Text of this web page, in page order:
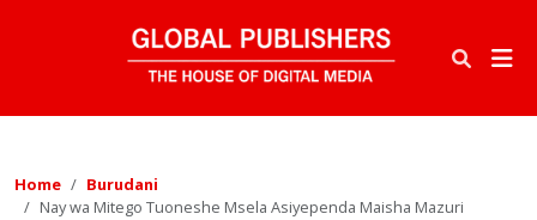
Home
Burudani
Nay wa Mitego Tuoneshe Msela Asiyependa Maisha Mazuri